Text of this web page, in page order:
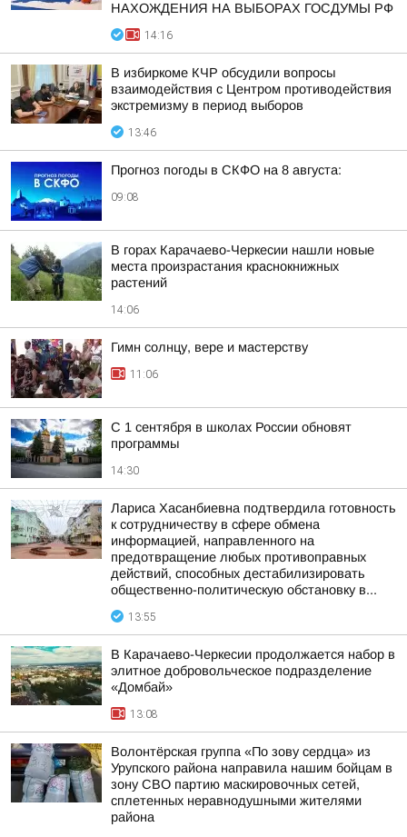
НАХОЖДЕНИЯ НА ВЫБОРАХ ГОСДУМЫ РФ
14:16
В избиркоме КЧР обсудили вопросы
взаимодействия с Центром противодействия
экстремизму в период выборов
13:46
Прогноз погоды в СКФО на 8 августа:
09:08
В горах Карачаево-Черкесии нашли новые
места произрастания краснокнижных
растений
14:06
Гимн солнцу, вере и мастерству
11:06
С 1 сентября в школах России обновят
программы
14:30
Лариса Хасанбиевна подтвердила готовность
к сотрудничеству в сфере обмена
информацией, направленного на
предотвращение любых противоправных
действий, способных дестабилизировать
общественно-политическую обстановку в...
13:55
В Карачаево-Черкесии продолжается набор в
элитное добровольческое подразделение
«Домбай»
13:08
Волонтёрская группа «По зову сердца» из
Урупского района направила нашим бойцам в
зону СВО партию маскировочных сетей,
сплетенных неравнодушными жителями
района